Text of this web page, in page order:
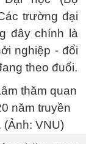
trường đại
đây chính là
nghiệp - đổi
theo đuổi.